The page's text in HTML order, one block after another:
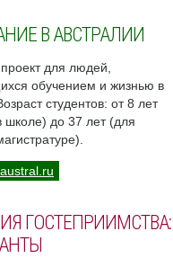
В АВСТРАЛИИ
для людей,
обучением и жизнью в
студентов: от 8 лет
школе) до 37 лет (для
ГОСТЕПРИИМСТВА: